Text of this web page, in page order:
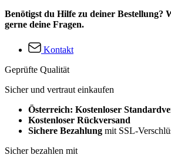
Benötigst du Hilfe zu deiner Bestellung?
gerne deine Fragen.
Kontakt
Geprüfte Qualität
Sicher und vertraut einkaufen
Österreich: Kostenloser
Kostenloser Rückversand
Sichere Bezahlung mit SSL-
Sicher bezahlen mit